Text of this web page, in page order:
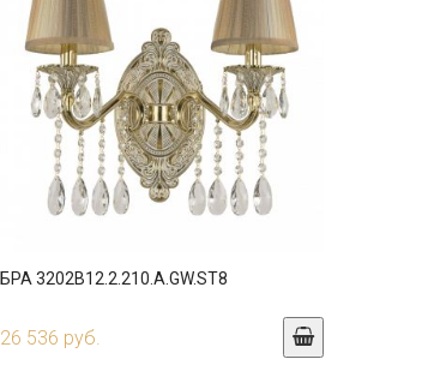
БРА 3202B12.2.210.A.GW.ST8
26 536 руб.